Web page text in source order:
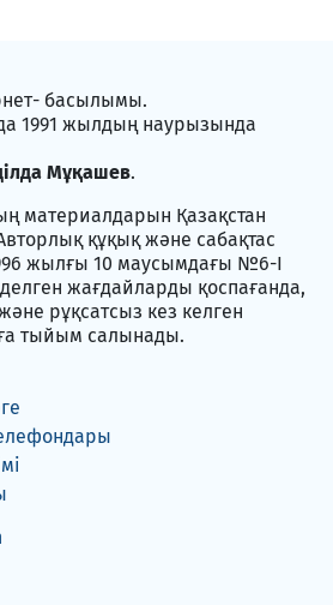
басылымы.
1991 жылдың наурызында
Мұқашев.
материалдарын Қазақстан
құқық және сабақтас
жылғы 10 маусымдағы №6-I
жағдайларды қоспағанда,
рұқсатсыз кез келген
тыйым салынады.